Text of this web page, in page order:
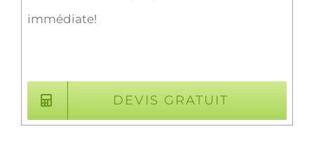
immédiate!
DEVIS GRATUIT